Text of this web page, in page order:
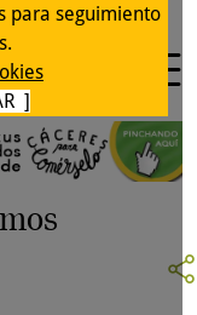
para seguimiento
]